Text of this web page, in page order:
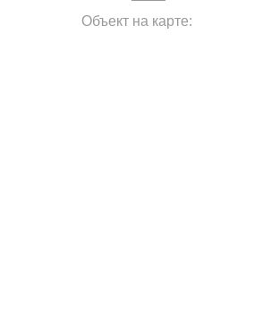
Объект на карте: